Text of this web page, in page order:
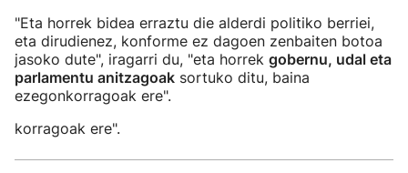
"Eta horrek bidea erraztu die alderdi politiko berriei,
eta dirudienez, konforme ez dagoen zenbaiten botoa
jasoko dute", iragarri du, "eta horrek gobernu, udal eta
parlamentu anitzagoak sortuko ditu, baina
ezegonkorragoak ere".
korragoak ere".